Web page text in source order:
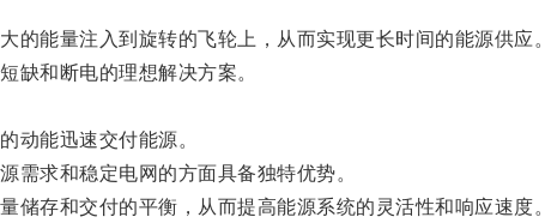
能量注入到旋转的飞轮上，从而实现更长时间的能源供应。
和断电的理想解决方案。
能迅速交付能源。
求和稳定电网的方面具备独特优势。
存和交付的平衡，从而提高能源系统的灵活性和响应速度。